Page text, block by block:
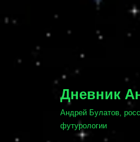
Перейти
содержимому
Дневник
Андрей Булатов,
футурологии